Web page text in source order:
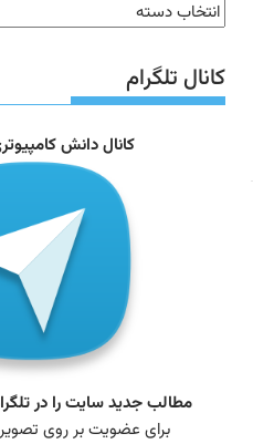
دسته‌بندی
مطالب
سایت
کانال تلگرام
کانال دانش
مطالب جدید سایت را در
برای عضویت بر روی تصویر